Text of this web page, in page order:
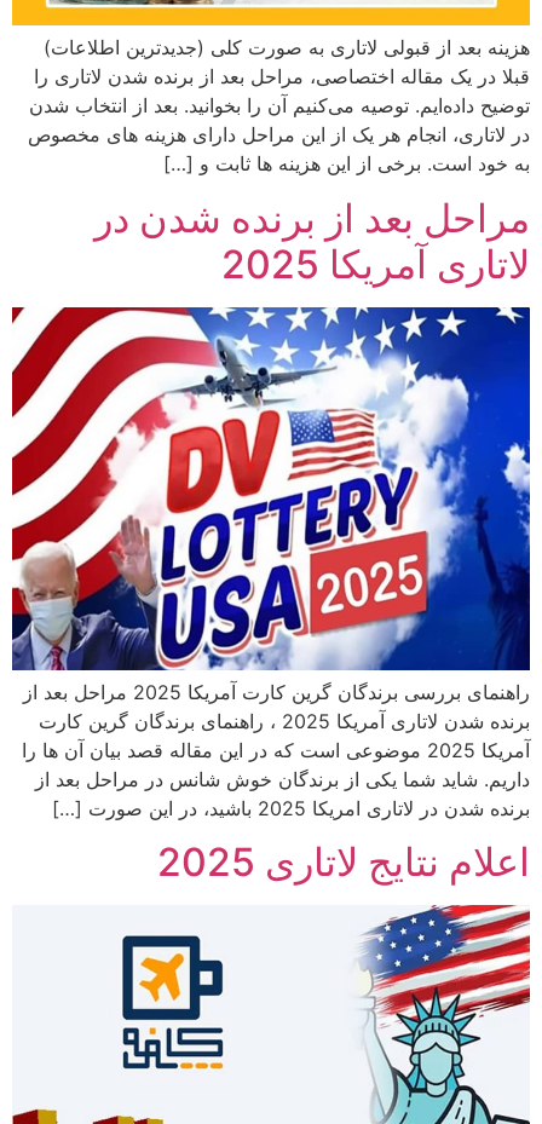
هزینه بعد از قبولی لاتاری به صورت کلی (جدیدترین اطلاعات)
قبلا در یک مقاله اختصاصی، مراحل بعد از برنده شدن لاتاری را
توضیح داده‌ایم. توصیه می‌کنیم آن را بخوانید. بعد از انتخاب شدن
در لاتاری، انجام هر یک از این مراحل دارای هزینه های مخصوص
به خود است. برخی از این هزینه ها ثابت و […]
مراحل بعد از برنده شدن در
لاتاری آمریکا 2025
راهنمای بررسی برندگان گرین کارت آمریکا 2025 مراحل بعد از
برنده شدن لاتاری آمریکا 2025 ، راهنمای برندگان گرین کارت
آمریکا 2025 موضوعی است که در این مقاله قصد بیان آن ها را
داریم. شاید شما یکی از برندگان خوش شانس در مراحل بعد از
برنده شدن در لاتاری امریکا 2025 باشید، در این صورت […]
اعلام نتایج لاتاری 2025